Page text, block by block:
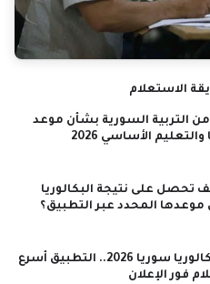
التربية السورية بشأن موعد
الأساسي 2026
تحصل على نتيجة البكالوريا
موعد نتائج البكالوريا سوريا 2026.. التطبيق أسرع
فور الإعلان